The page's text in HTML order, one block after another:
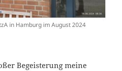
in Hamburg im August 2024
Begeisterung meine